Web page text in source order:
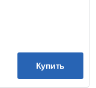
Купить